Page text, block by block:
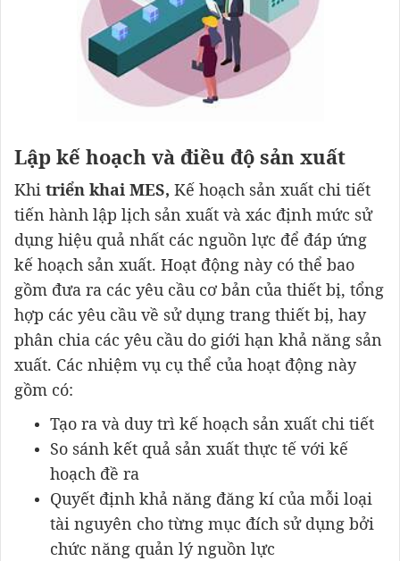
Lập kế hoạch và điều độ sản xuất
Khi triển khai MES, Kế hoạch sản xuất chi tiết
tiến hành lập lịch sản xuất và xác định mức sử
dụng hiệu quả nhất các nguồn lực để đáp ứng
kế hoạch sản xuất. Hoạt động này có thể bao
gồm đưa ra các yêu cầu cơ bản của thiết bị, tổng
hợp các yêu cầu về sử dụng trang thiết bị, hay
phân chia các yêu cầu do giới hạn khả năng sản
xuất. Các nhiệm vụ cụ thể của hoạt động này
gồm có:
Tạo ra và duy trì kế hoạch sản xuất chi tiết
So sánh kết quả sản xuất thực tế với kế
hoạch đề ra
Quyết định khả năng đăng kí của mỗi loại
tài nguyên cho từng mục đích sử dụng bởi
chức năng quản lý nguồn lực